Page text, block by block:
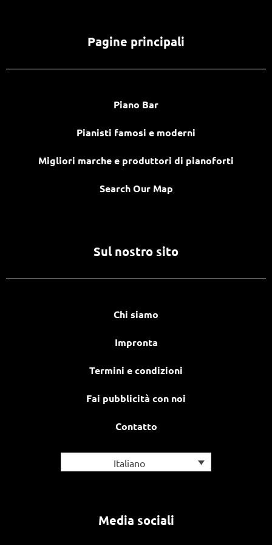
Pagine principali
Piano Bar
Pianisti famosi e moderni
Migliori marche e produttori di pianoforti
Search Our Map
Sul nostro sito
Chi siamo
Impronta
Termini e condizioni
Fai pubblicità con noi
Contatto
Italiano
Media sociali